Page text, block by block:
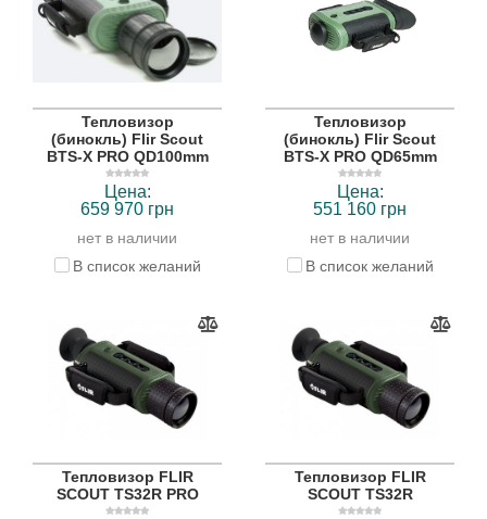
Тепловизор
(бинокль) Flir Scout
BTS-X PRO QD100mm
Цена:
659 970 грн
нет в наличии
В список желаний
Тепловизор
(бинокль) Flir Scout
BTS-X PRO QD65mm
Цена:
551 160 грн
нет в наличии
В список желаний
Тепловизор FLIR
SCOUT TS32R PRO
Тепловизор FLIR
SCOUT TS32R